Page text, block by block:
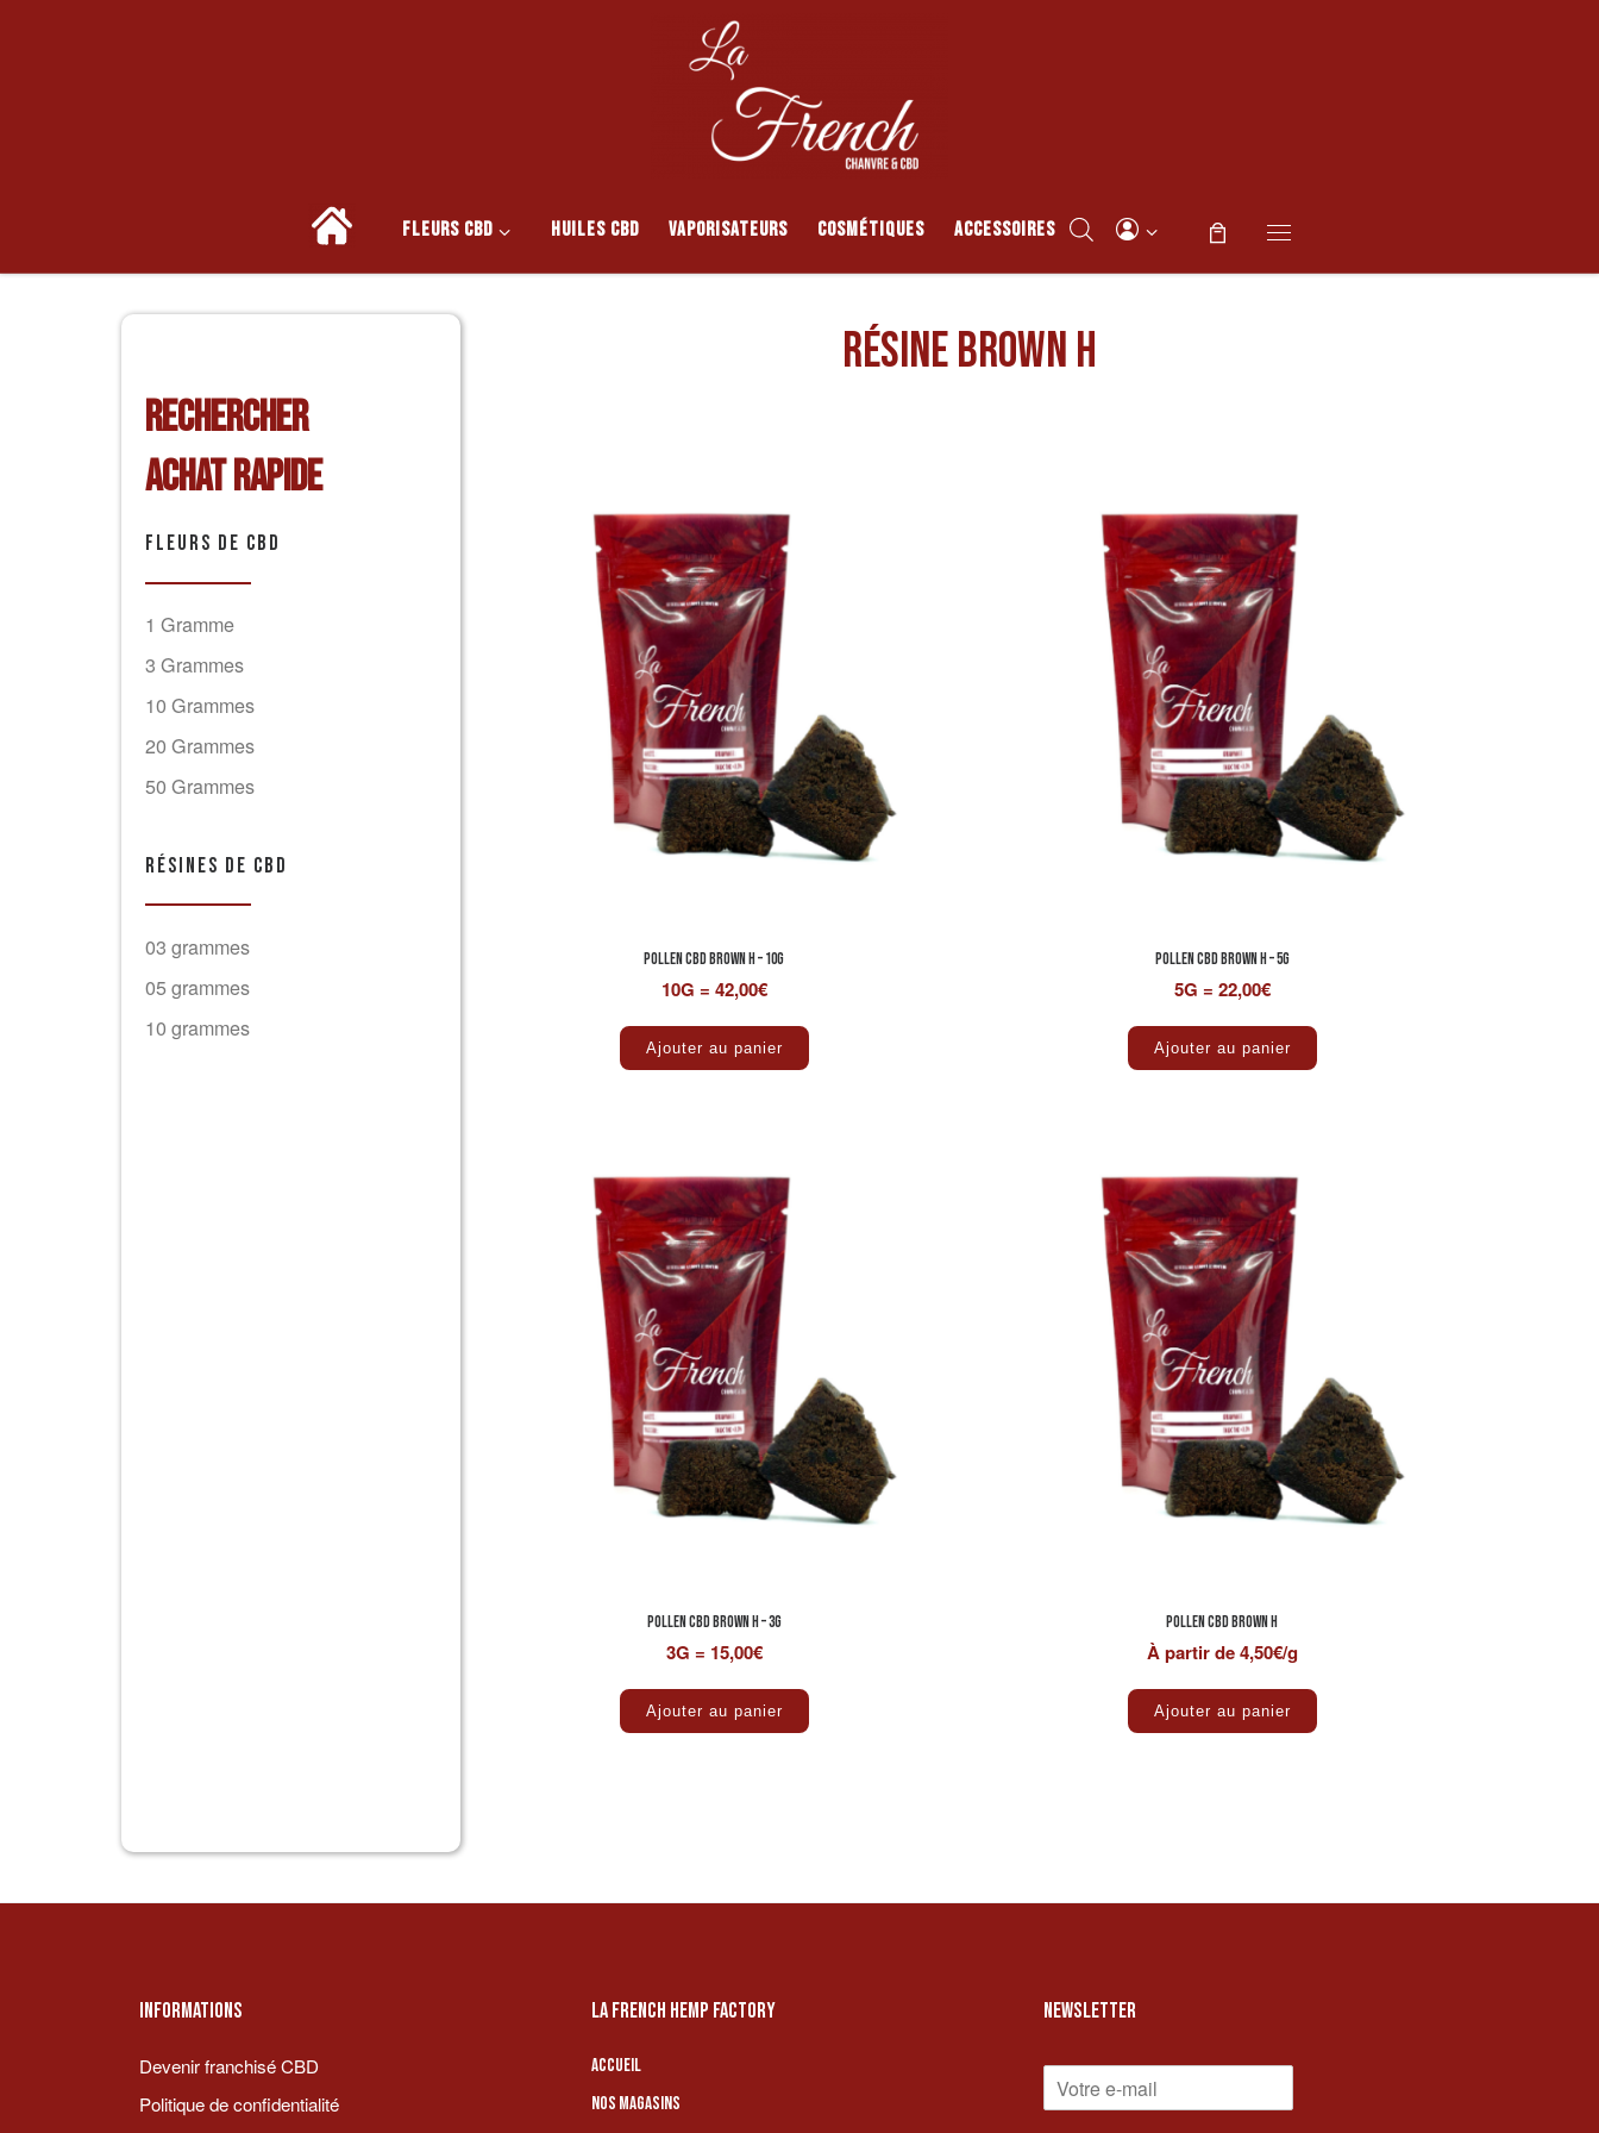
FLEURS CBD HUILES CBD VAPORISATEURS COSMÉTIQUES ACCESSOIRES
RÉSINE BROWN H
Pollen CBD BROWN H – 10G
10G = 42,00€
Ajouter au panier
Pollen CBD BROWN H – 5G
5G = 22,00€
Ajouter au panier
Pollen CBD BROWN H – 3G
3G = 15,00€
Ajouter au panier
Pollen CBD BROWN H
À partir de 4,50€/g
Ajouter au panier
RECHERCHER
ACHAT RAPIDE
FLEURS DE CBD
1 Gramme
3 Grammes
10 Grammes
20 Grammes
50 Grammes
RÉSINES DE CBD
03 grammes
05 grammes
10 grammes
INFORMATIONS
Devenir franchisé CBD
Politique de confidentialité
LA FRENCH HEMP FACTORY
Accueil
Nos magasins
NEWSLETTER